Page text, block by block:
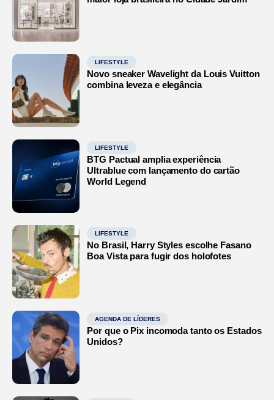
LIFESTYLE
Novo sneaker Wavelight da Louis Vuitton
combina leveza e elegância
LIFESTYLE
BTG Pactual amplia experiência
Ultrablue com lançamento do cartão
World Legend
LIFESTYLE
No Brasil, Harry Styles escolhe Fasano
Boa Vista para fugir dos holofotes
AGENDA DE LÍDERES
Por que o Pix incomoda tanto os Estados
Unidos?